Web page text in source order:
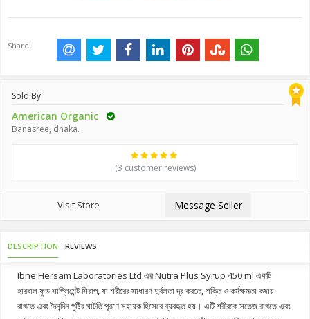
Share:
Sold By
American Organic
Banasree, dhaka.
(3 customer reviews)
Visit Store Message Seller
DESCRIPTION REVIEWS
Ibne Hersam Laboratories Ltd এর Nutra Plus Syrup 450 ml একটি
হারবাল ফুড সাপ্লিমেন্ট সিরাপ, যা শরীরের সাধারণ দুর্বলতা দূর করতে, শক্তি ও কর্মক্ষমতা বজায়
রাখতে এবং দৈনন্দিন পুষ্টির ঘাটতি পূরণে সহায়ক হিসেবে ব্যবহৃত হয়। এটি শরীরকে সতেজ রাখতে এবং